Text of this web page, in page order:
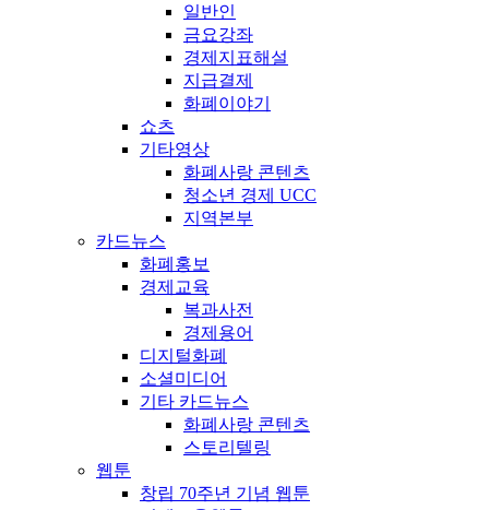
일반인
금요강좌
경제지표해설
지급결제
화폐이야기
쇼츠
기타영상
화폐사랑 콘텐츠
청소년 경제 UCC
지역본부
카드뉴스
화폐홍보
경제교육
복과사전
경제용어
디지털화폐
소셜미디어
기타 카드뉴스
화폐사랑 콘텐츠
스토리텔링
웹툰
창립 70주년 기념 웹툰